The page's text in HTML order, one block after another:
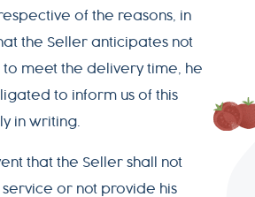
of the reasons, in
the Seller anticipates not
meet the delivery time, he
to inform us of this
in writing.
that the Seller shall not
service or not provide his